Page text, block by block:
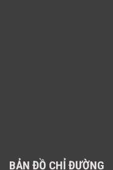
BẢN ĐỒ CHỈ ĐƯỜNG